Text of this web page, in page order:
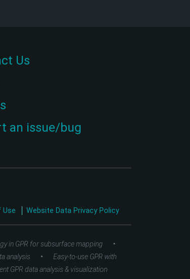
Us
an issue/bug
Use Website Data Privacy Policy
in GPR for subsurface mapping •
analysis •
Easy-to-use GPR with
GPR data analysis & visualization